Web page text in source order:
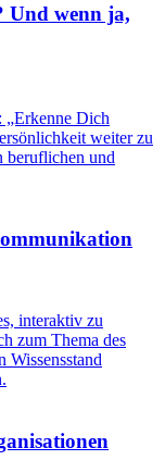
Und wenn ja,
„Erkenne Dich
weiter zu
beruflichen und
interaktiv zu
zum Thema des
Wissensstand